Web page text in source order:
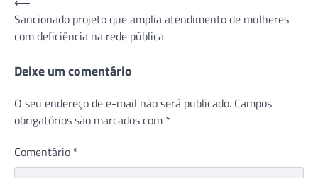
de
Post
Sancionado projeto que amplia atendimento de mulheres
com deficiência na rede pública
Deixe um comentário
O seu endereço de e-mail não será publicado. Campos
obrigatórios são marcados com *
Comentário *